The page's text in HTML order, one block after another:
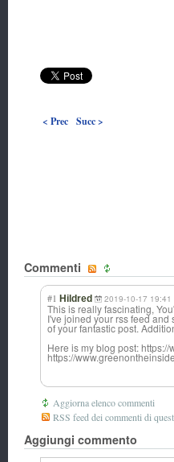
< Prec Succ >
Commenti
#1 Hildred 2019-10-17 19:41
This is really fascinating,
I've joined your rss feed and
of your fantastic post.
Here is my blog post:
https://
Aggiorna elenco commenti
RSS feed dei commenti di
Aggiungi commento